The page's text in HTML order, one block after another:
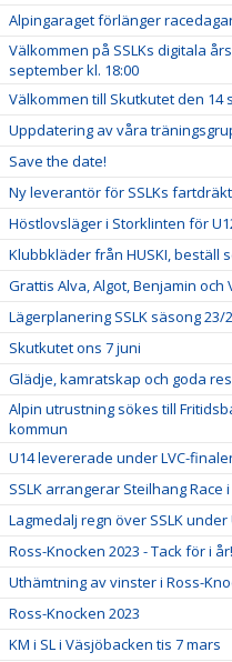
Alpingaraget förlänger
Välkommen på SSLKs digitala
september kl. 18:00
Välkommen till Skutkutet den 14
Uppdatering av våra
Save the date!
Ny leverantör för SSLKs
Höstlovsläger i Storklinten för
Klubbkläder från HUSKI, beställ
Grattis Alva, Algot, Benjamin och
Lägerplanering SSLK säsong 23/
Skutkutet ons 7 juni
Glädje, kamratskap och goda
Alpin utrustning sökes till
kommun
U14 levererade under LVC-
SSLK arrangerar Steilhang Race
Lagmedalj regn över SSLK under
Ross-Knocken 2023 - Tack för i år!
Uthämtning av vinster i Ross-
Ross-Knocken 2023
KM i SL i Väsjöbacken tis 7 mars